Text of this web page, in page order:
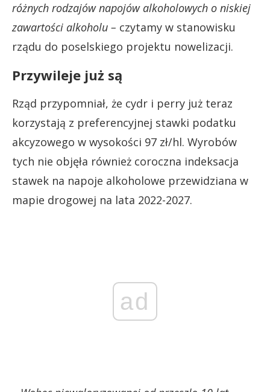
różnych rodzajów napojów alkoholowych o niskiej
zawartości alkoholu – czytamy w stanowisku
rządu do poselskiego projektu nowelizacji.
Przywileje już są
Rząd przypomniał, że cydr i perry już teraz
korzystają z preferencyjnej stawki podatku
akcyzowego w wysokości 97 zł/hl. Wyrobów
tych nie objęła również coroczna indeksacja
stawek na napoje alkoholowe przewidziana w
mapie drogowej na lata 2022-2027.
ad